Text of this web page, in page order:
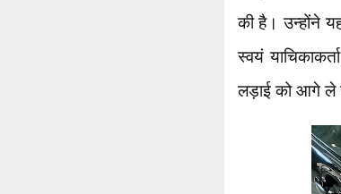
की है। उन्होंने
स्वयं
लड़ाई को आगे ले